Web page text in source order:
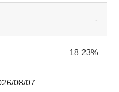
-
18.23%
08/07